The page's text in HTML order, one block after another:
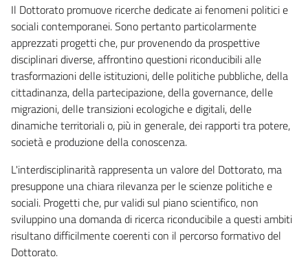
Il Dottorato promuove ricerche dedicate ai fenomeni politici e
sociali contemporanei. Sono pertanto particolarmente
apprezzati progetti che, pur provenendo da prospettive
disciplinari diverse, affrontino questioni riconducibili alle
trasformazioni delle istituzioni, delle politiche pubbliche, della
cittadinanza, della partecipazione, della governance, delle
migrazioni, delle transizioni ecologiche e digitali, delle
dinamiche territoriali o, più in generale, dei rapporti tra potere,
società e produzione della conoscenza.
L'interdisciplinarità rappresenta un valore del Dottorato, ma
presuppone una chiara rilevanza per le scienze politiche e
sociali. Progetti che, pur validi sul piano scientifico, non
sviluppino una domanda di ricerca riconducibile a questi ambiti
risultano difficilmente coerenti con il percorso formativo del
Dottorato.